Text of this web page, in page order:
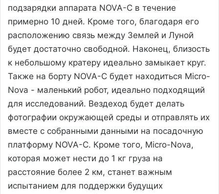
подзарядки аппарата NOVA-C в течение
примерно 10 дней. Кроме того, благодаря его
расположению связь между Землей и Луной
будет достаточно свободной. Наконец, близость
к небольшому кратеру идеально замыкает круг.
Также на борту NOVA-C будет находиться Micro-
Nova - маленький робот, идеально подходящий
для исследований. Вездеход будет делать
фотографии окружающей среды и отправлять их
вместе с собранными данными на посадочную
платформу NOVA-C. Кроме того, Micro-Nova,
которая может нести до 1 кг груза на
расстояние более 2 км, станет важным
испытанием для поддержки будущих